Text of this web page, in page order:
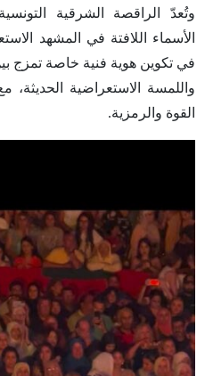
وتُعدّ الراقصة الشرقية
الأسماء اللافتة في المشهد
في تكوين هوية فنية خاصة تمزج
واللمسة الاستعراضية
القوة والرمزية.